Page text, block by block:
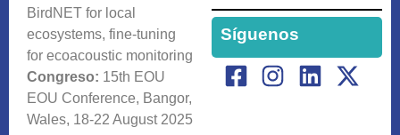
BirdNET for local
ecosystems, fine-tuning
for ecoacoustic monitoring
Congreso: 15th EOU
EOU Conference, Bangor,
Wales, 18-22 August 2025
Síguenos